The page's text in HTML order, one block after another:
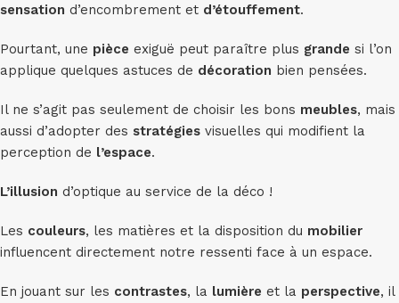
sensation d’encombrement et d’étouffement.
Pourtant, une pièce exiguë peut paraître plus grande si l’on
applique quelques astuces de décoration bien pensées.
Il ne s’agit pas seulement de choisir les bons meubles, mais
aussi d’adopter des stratégies visuelles qui modifient la
perception de l’espace.
L’illusion d’optique au service de la déco !
Les couleurs, les matières et la disposition du mobilier
influencent directement notre ressenti face à un espace.
En jouant sur les contrastes, la lumière et la perspective, il